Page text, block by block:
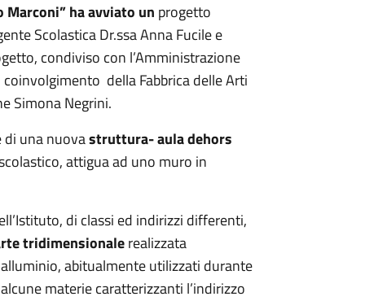
ha avviato un progetto
Scolastica Dr.ssa Anna Fucile e
condiviso con l’Amministrazione
coinvolgimento della Fabbrica delle Arti
Simona Negrini.
di una nuovastruttura- aula dehors
attigua ad uno muro in
di classi ed indirizzi differenti,
tridimensionalerealizzata
abitualmente utilizzati durante
materie caratterizzanti l’indirizzo